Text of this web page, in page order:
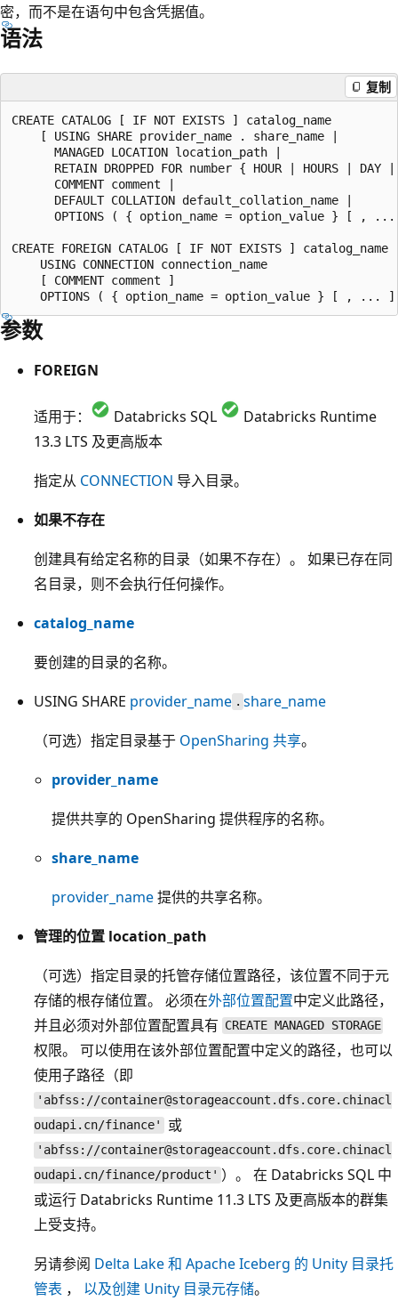
密，而不是在语句中包含凭据值。
语法
复制
CREATE CATALOG [ IF NOT EXISTS ] catalog_name
    [ USING SHARE provider_name . share_name |
      MANAGED LOCATION location_path |
RETAIN DROPPED FOR number { HOUR | HOURS | DAY
      COMMENT comment |
      DEFAULT COLLATION default_collation_name |
OPTIONS ( { option_name = option_value } [ ,
CREATE FOREIGN CATALOG [ IF NOT EXISTS ] catalog_name
    USING CONNECTION connection_name
    [ COMMENT comment ]
参数
FOREIGN
适用于： Databricks SQL
Databricks Runtime
13.3 LTS 及更高版本
指定从 CONNECTION 导入目录。
如果不存在
创建具有给定名称的目录（如果不存在）。 如果已存在同
名目录，则不会执行任何操作。
catalog_name
要创建的目录的名称。
USING SHARE provider_name . share_name
（可选）指定目录基于 OpenSharing 共享。
provider_name
提供共享的 OpenSharing 提供程序的名称。
share_name
provider_name提供的共享名称。
管理的位置 location_path
（可选）指定目录的托管存储位置路径，该位置不同于元
存储的根存储位置。 必须在外部位置配置中定义此路径，
并且必须对外部位置配置具有 CREATE MANAGED STORAGE
权限。 可以使用在该外部位置配置中定义的路径，也可以
使用子路径（即
'abfss://container@storageaccount.dfs.core.chinacl
oudapi.cn/finance'
或
'abfss://container@storageaccount.dfs.core.chinacl
oudapi.cn/finance/product' ）。 在 Databricks SQL 中
或运行 Databricks Runtime 11.3 LTS 及更高版本的群集
上受支持。
另请参阅 Delta Lake 和 Apache Iceberg 的 Unity 目录托
管表 ， 以及创建 Unity 目录元存储。